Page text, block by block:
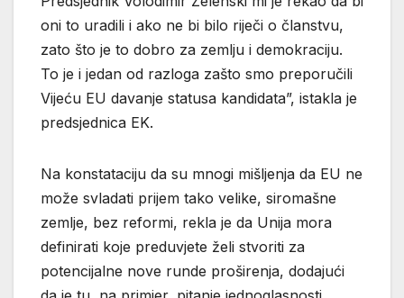
oni to uradili i ako ne bi bilo riječi o članstvu,
zato što je to dobro za zemlju i demokraciju.
To je i jedan od razloga zašto smo preporučili
Vijeću EU davanje statusa kandidata”, istakla je
predsjednica EK.
Na konstataciju da su mnogi mišljenja da EU ne
može svladati prijem tako velike, siromašne
zemlje, bez reformi, rekla je da Unija mora
definirati koje preduvjete želi stvoriti za
potencijalne nove runde proširenja, dodajući